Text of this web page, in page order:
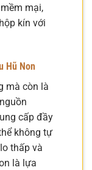
mại,
kín với
Hũ Non
mà còn là
cấp đầy
không tự
thấp và
là lựa